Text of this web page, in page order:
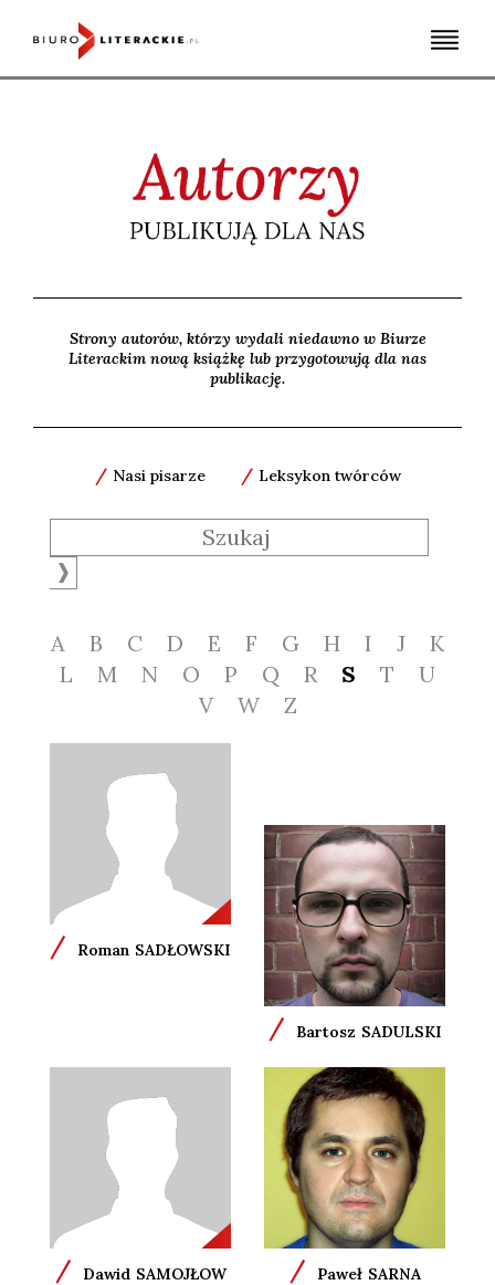
Strony autorów, którzy wydali niedawno w Biurze
Literackim nową książkę lub przygotowują dla nas
publikację.
/ Nasi pisarze / Leksykon twórców
A B C D E F G H I J
K
L
M N O P Q R S T
U
V
W Z
/ Roman SADŁOWSKI
/ Bartosz SADULSKI
/ Dawid SAMOJŁOW / Paweł SARNA